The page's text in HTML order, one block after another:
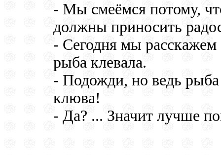
- Мы смеёмся потому,
должны приносить
- Сегодня мы расскажем
рыба клевала.
- Подожди, но ведь рыба
клюва!
- Да? ... Значит лучше